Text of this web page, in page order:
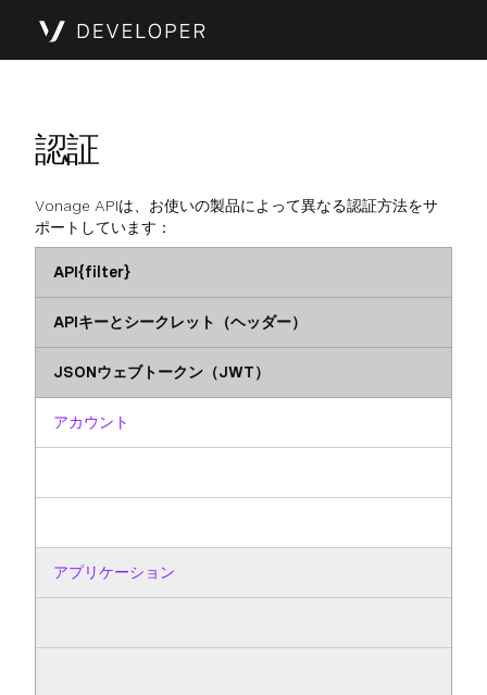
認証
Vonage APIは、お使いの製品によって異なる認証方法をサ
ポートしています：
API{filter}
APIキーとシークレット（ヘッダー）
JSONウェブトークン（JWT）
アカウント
アプリケーション